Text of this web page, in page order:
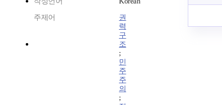
주제어
권
력
구
조
;
민
주
주
의
;